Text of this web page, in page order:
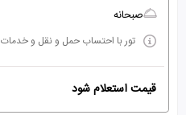
صبحانه
تور با احتساب حمل و نقل و خدمات
قیمت استعلام شود